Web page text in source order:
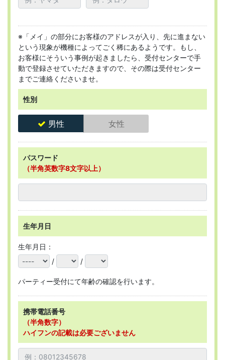
※「メイ」の部分にお客様のアドレスが入り、先に進まない
という現象が機種によってごく稀にあるようです。もし、
お客様にそういう事例が起きましたら、受付センターで手
動で登録させていただきますので、その際は受付センター
までご連絡くださいませ。
性別
男性 女性
パスワード
（半角英数字8文字以上）
生年月日
生年月日：
/
/
パーティー受付にて年齢の確認を行います。
携帯電話番号
（半角数字）
ハイフンの記載は必要ございません